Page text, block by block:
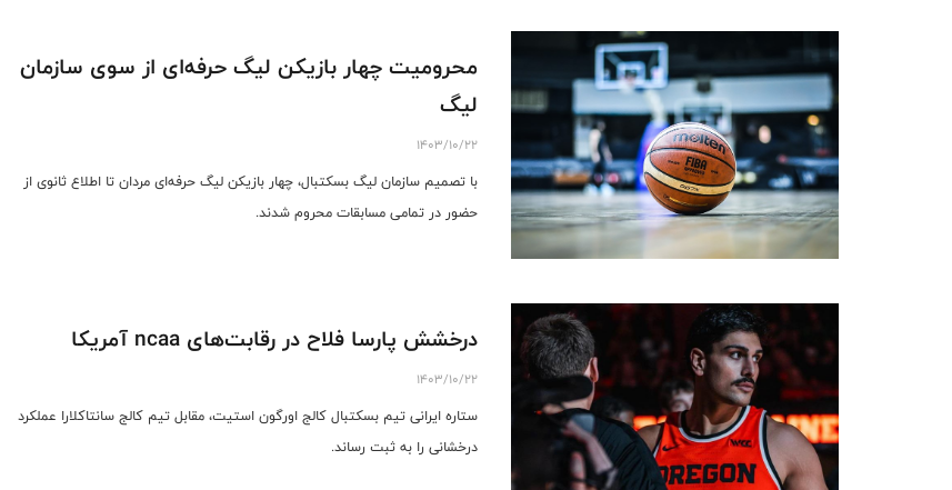
محرومیت چهار بازیکن لیگ حرفه‌ای از سوی سازمان
لیگ
1403/10/22
با تصمیم سازمان لیگ بسکتبال، چهار بازیکن لیگ حرفه‌ای مردان تا اطلاع ثانوی از
حضور در تمامی مسابقات محروم شدند.
درخشش پارسا فلاح در رقابت‌های ncaa آمریکا
1403/10/22
ستاره ایرانی تیم بسکتبال کالج اورگون استیت، مقابل تیم کالج سانتاکلارا عملکرد
درخشانی را به ثبت رساند.